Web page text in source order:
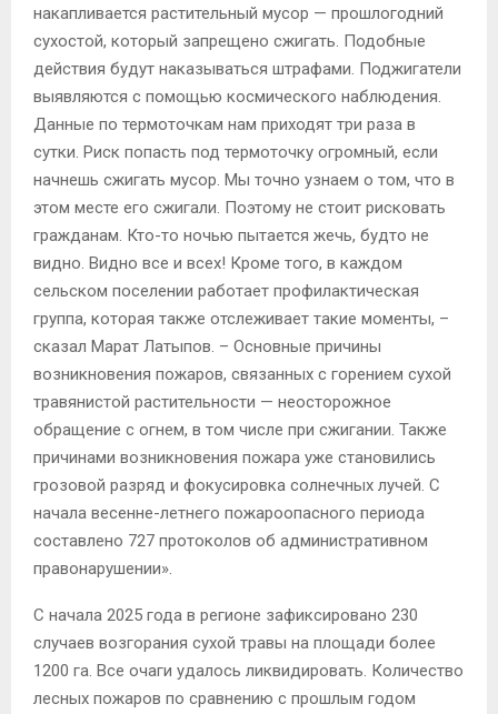
накапливается растительный мусор — прошлогодний
сухостой, который запрещено сжигать. Подобные
действия будут наказываться штрафами. Поджигатели
выявляются с помощью космического наблюдения.
Данные по термоточкам нам приходят три раза в
сутки. Риск попасть под термоточку огромный, если
начнешь сжигать мусор. Мы точно узнаем о том, что в
этом месте его сжигали. Поэтому не стоит рисковать
гражданам. Кто-то ночью пытается жечь, будто не
видно. Видно все и всех! Кроме того, в каждом
сельском поселении работает профилактическая
группа, которая также отслеживает такие моменты, –
сказал Марат Латыпов. – Основные причины
возникновения пожаров, связанных с горением сухой
травянистой растительности — неосторожное
обращение с огнем, в том числе при сжигании. Также
причинами возникновения пожара уже становились
грозовой разряд и фокусировка солнечных лучей. С
начала весенне-летнего пожароопасного периода
составлено 727 протоколов об административном
правонарушении».
С начала 2025 года в регионе зафиксировано 230
случаев возгорания сухой травы на площади более
1200 га. Все очаги удалось ликвидировать. Количество
лесных пожаров по сравнению с прошлым годом